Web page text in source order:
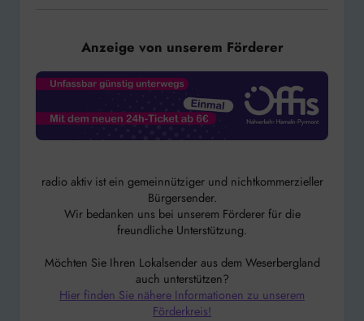
Anzeige von unserem Förderer
radio aktiv ist ein gemeinnütziger und nichtkommerzieller
Bürgersender.
Wir bedanken uns bei unserem Förderer für die
freundliche Unterstützung.
Möchten Sie Ihren Lokalsender aus dem Weserbergland
auch unterstützen?
Hier finden Sie nähere Informationen zu unserem
Förderkreis!